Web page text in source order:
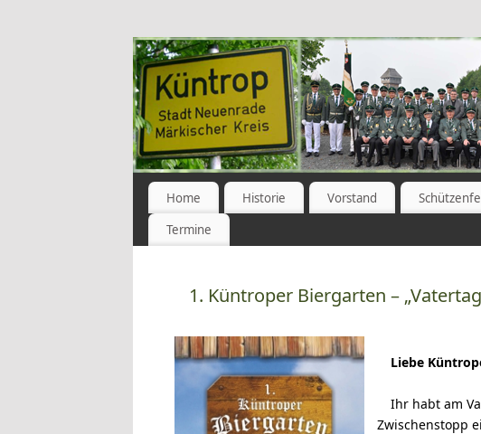
Home Historie Vorstand
Termine
1. Küntroper Biergarten –
Liebe
Ihr habt am
Zwischenstopp